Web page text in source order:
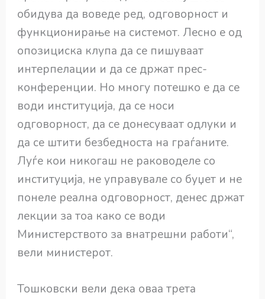
обидува да воведе ред, одговорност и
функционирање на системот. Лесно е од
опозициска клупа да се пишуваат
интерпелации и да се држат прес-
конференции. Но многу потешко е да се
води институција, да се носи
одговорност, да се донесуваат одлуки и
да се штити безбедноста на граѓаните.
Луѓе кои никогаш не раководеле со
институција, не управувале со буџет и не
понеле реална одговорност, денес држат
лекции за тоа како се води
Министерството за внатрешни работи“,
вели министерот.
Тошковски вели дека оваа трета